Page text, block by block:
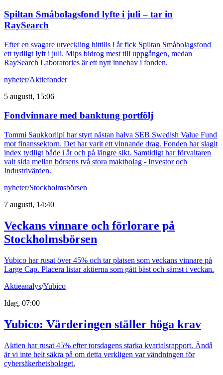
Spiltan Småbolagsfond lyfte i juli – tar in
RaySearch
Efter en svagare utveckling hittills i år fick Spiltan Småbolagsfond
ett tydligt lyft i juli. Mips bidrog mest till uppgången, medan
RaySearch Laboratories är ett nytt innehav i fonden.
nyheter/Aktiefonder
5 augusti, 15:06
Fondvinnare med banktung portfölj
Tommi Saukkoriipi har styrt nästan halva SEB Swedish Value Fund
mot finanssektorn. Det har varit ett vinnande drag. Fonden har slagit
index tydligt både i år och på längre sikt. Samtidigt har förvaltaren
valt sida mellan börsens två stora maktbolag - Investor och
Industrivärden.
nyheter/Stockholmsbörsen
7 augusti, 14:40
Veckans vinnare och förlorare på
Stockholmsbörsen
Yubico har rusat över 45% och tar platsen som veckans vinnare på
Large Cap. Placera listar aktierna som gått bäst och sämst i veckan.
Aktieanalys/Yubico
Idag, 07:00
Yubico: Värderingen ställer höga krav
Aktien har rusat 45% efter torsdagens starka kvartalsrapport. Ändå
är vi inte helt säkra på om detta verkligen var vändningen för
cybersäkerhetsbolaget.